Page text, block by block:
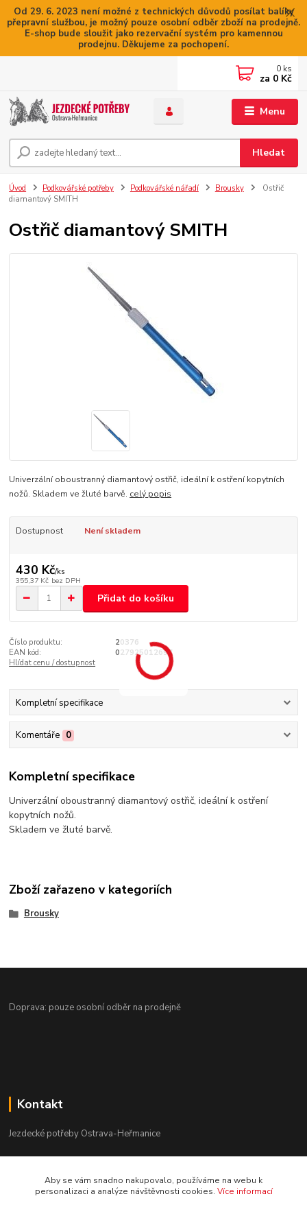
Od 29. 6. 2023 není možné z technických důvodů posílat balíky
přepravní službou, je možný pouze osobní odběr zboží na prodejně.
E-shop bude sloužit jako rezervační systém pro kamennou
prodejnu. Děkujeme za pochopení.
Menu
Hledat
0 ks
za 0 Kč
Úvod Podkovářské potřeby Podkovářské nářadí Brousky
Ostřič
diamantový SMITH
Ostřič diamantový SMITH
Univerzální oboustranný diamantový ostřič, ideální k ostření kopytních
nožů. Skladem ve žluté barvě. celý popis
Dostupnost Není skladem
430 Kč/ks
355,37 Kč bez DPH
Přidat do košíku
Číslo produktu:
20376
EAN kód:
027925012697
Hlídat cenu / dostupnost
Kompletní specifikace
Komentáře 0
Kompletní specifikace
Univerzální oboustranný diamantový ostřič, ideální k ostření
kopytních nožů.
Skladem ve žluté barvě.
Zboží zařazeno v kategoriích
Brousky
Doprava: pouze osobní odběr na prodejně
Kontakt
Jezdecké potřeby Ostrava-Heřmanice
Po-Pá 9:30 - 17:30
Aby se vám snadno nakupovalo, používáme na webu k
personalizaci a analýze návštěvnosti cookies. Více informací